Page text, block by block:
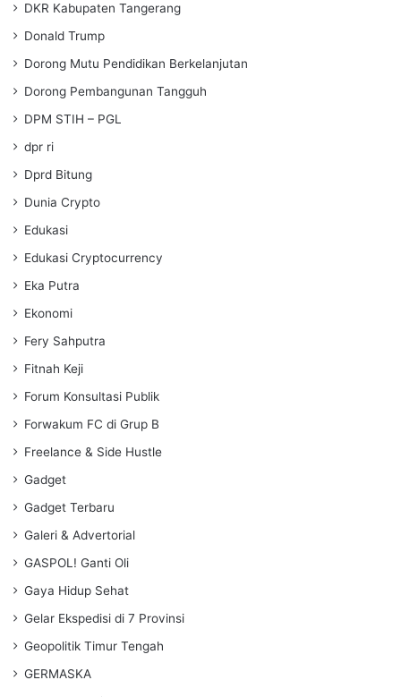
DKR Kabupaten Tangerang
Donald Trump
Dorong Mutu Pendidikan Berkelanjutan
Dorong Pembangunan Tangguh
DPM STIH – PGL
dpr ri
Dprd Bitung
Dunia Crypto
Edukasi
Edukasi Cryptocurrency
Eka Putra
Ekonomi
Fery Sahputra
Fitnah Keji
Forum Konsultasi Publik
Forwakum FC di Grup B
Freelance & Side Hustle
Gadget
Gadget Terbaru
Galeri & Advertorial
GASPOL! Ganti Oli
Gaya Hidup Sehat
Gelar Ekspedisi di 7 Provinsi
Geopolitik Timur Tengah
GERMASKA